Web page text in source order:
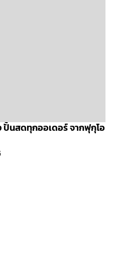
ปั้นสดทุกออเดอร์ จากฟุกุโอ